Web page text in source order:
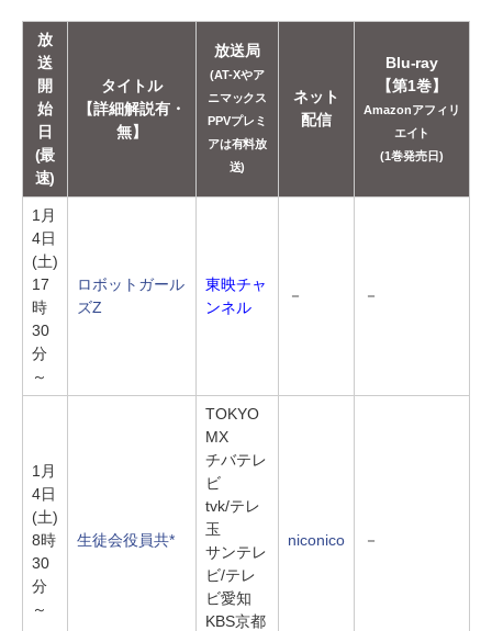
放
送
開
始
日
(最
速)
タイトル
【詳細解説有・
無】
放送局
(AT-Xやア
ニマックス
PPVプレミ
アは有料放
送)
ネット
配信
Blu-ray
【第1巻】
Amazonアフィリ
エイト
(1巻発売日)
1月
4日
(土)
17
時
30
分
～
ロボットガール
ズZ
東映チャ
ンネル
－ －
1月
4日
(土)
8時
30
分
～
生徒会役員共*
TOKYO
MX
チバテレ
ビ
tvk/テレ
玉
サンテレ
ビ/テレ
ビ愛知
KBS京都
niconico －